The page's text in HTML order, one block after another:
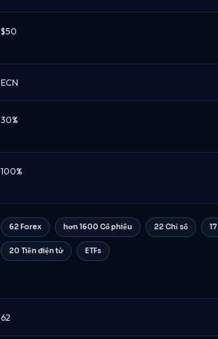
$50
ECN
30%
100%
62 Forex hơn 1600 Cổ phiếu 22 Chỉ số
20 Tiền điện tử ETFs
62